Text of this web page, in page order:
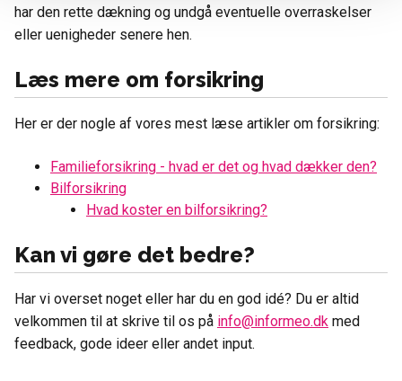
har den rette dækning og undgå eventuelle overraskelser
eller uenigheder senere hen.
Læs mere om forsikring
Her er der nogle af vores mest læse artikler om forsikring:
Familieforsikring - hvad er det og hvad dækker den?
Bilforsikring
Hvad koster en bilforsikring?
Kan vi gøre det bedre?
Har vi overset noget eller har du en god idé? Du er altid
velkommen til at skrive til os på info@informeo.dk med
feedback, gode ideer eller andet input.